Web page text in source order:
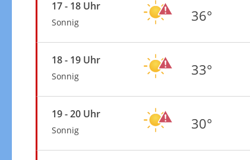
17 - 18 Uhr
Sonnig 36°
18 - 19 Uhr
Sonnig 33°
19 - 20 Uhr
Sonnig 30°